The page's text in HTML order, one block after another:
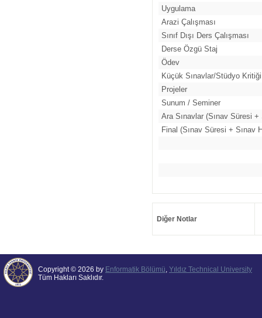
Uygulama
Arazi Çalışması
Sınıf Dışı Ders Çalışması
Derse Özgü Staj
Ödev
Küçük Sınavlar/Stüdyo Kritiği
Projeler
Sunum / Seminer
Ara Sınavlar (Sınav Süresi +
Final (Sınav Süresi + Sınav
Diğer Notlar
Copyright © 2026 by Enformatik Bölümü, Yıldız Technical University
Tüm Hakları Saklıdır.